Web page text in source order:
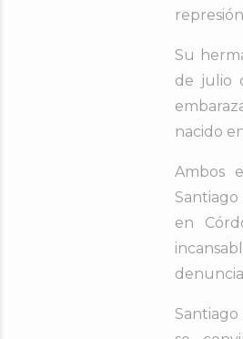
Su
de julio
nacido
Ambos
Santiago
en
Santiago